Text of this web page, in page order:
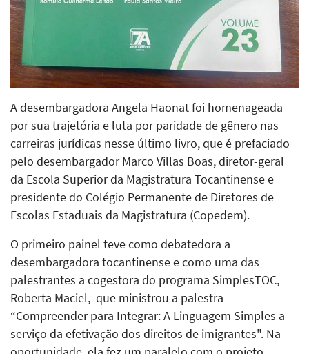
A desembargadora Angela Haonat foi homenageada
por sua trajetória e luta por paridade de gênero nas
carreiras jurídicas nesse último livro, que é prefaciado
pelo desembargador Marco Villas Boas, diretor-geral
da Escola Superior da Magistratura Tocantinense e
presidente do Colégio Permanente de Diretores de
Escolas Estaduais da Magistratura (Copedem).
O primeiro painel teve como debatedora a
desembargadora tocantinense e como uma das
palestrantes a cogestora do programa SimplesTOC,
Roberta Maciel, que ministrou a palestra
“Compreender para Integrar: A Linguagem Simples a
serviço da efetivação dos direitos de imigrantes". Na